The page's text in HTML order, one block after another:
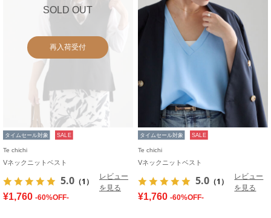
SOLD OUT
再入荷受付
タイムセール対象 SALE
Te chichi
Vネックニットベスト
5.0 （1）
レビュー
を見る
¥1,760 -60%OFF-
タイムセール対象 SALE
Te chichi
Vネックニットベスト
5.0 （1）
レビュー
を見る
¥1,760 -60%OFF-